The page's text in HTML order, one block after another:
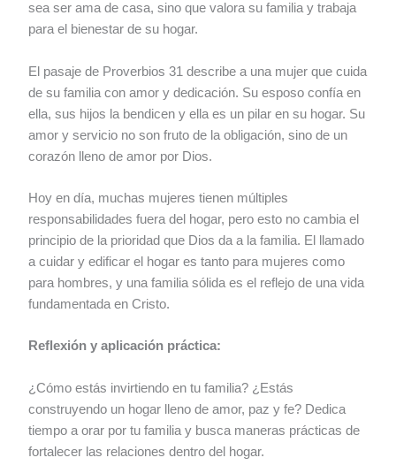
sea ser ama de casa, sino que valora su familia y trabaja
para el bienestar de su hogar.
El pasaje de Proverbios 31 describe a una mujer que cuida
de su familia con amor y dedicación. Su esposo confía en
ella, sus hijos la bendicen y ella es un pilar en su hogar. Su
amor y servicio no son fruto de la obligación, sino de un
corazón lleno de amor por Dios.
Hoy en día, muchas mujeres tienen múltiples
responsabilidades fuera del hogar, pero esto no cambia el
principio de la prioridad que Dios da a la familia. El llamado
a cuidar y edificar el hogar es tanto para mujeres como
para hombres, y una familia sólida es el reflejo de una vida
fundamentada en Cristo.
Reflexión y aplicación práctica:
¿Cómo estás invirtiendo en tu familia? ¿Estás
construyendo un hogar lleno de amor, paz y fe? Dedica
tiempo a orar por tu familia y busca maneras prácticas de
fortalecer las relaciones dentro del hogar.